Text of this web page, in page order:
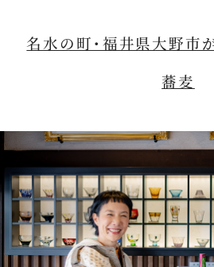
名水の町・福井県大野市
蕎麦